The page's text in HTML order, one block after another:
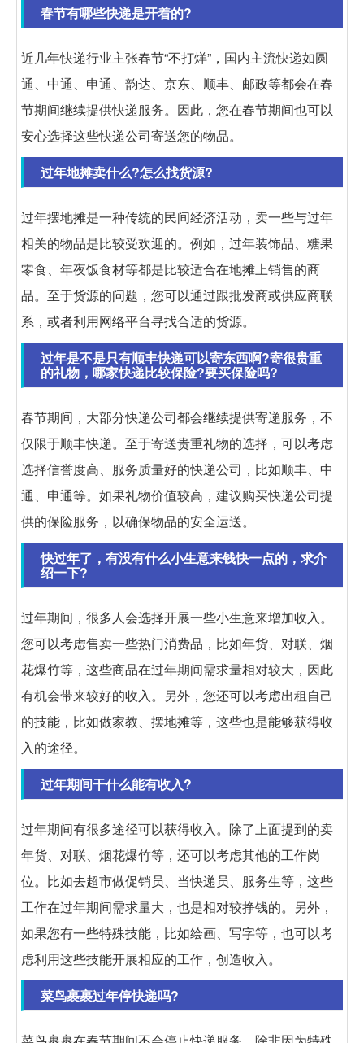
春节有哪些快递是开着的?
近几年快递行业主张春节“不打烊”，国内主流快递如圆
通、中通、申通、韵达、京东、顺丰、邮政等都会在春
节期间继续提供快递服务。因此，您在春节期间也可以
安心选择这些快递公司寄送您的物品。
过年地摊卖什么?怎么找货源?
过年摆地摊是一种传统的民间经济活动，卖一些与过年
相关的物品是比较受欢迎的。例如，过年装饰品、糖果
零食、年夜饭食材等都是比较适合在地摊上销售的商
品。至于货源的问题，您可以通过跟批发商或供应商联
系，或者利用网络平台寻找合适的货源。
过年是不是只有顺丰快递可以寄东西啊?寄很贵重
的礼物，哪家快递比较保险?要买保险吗?
春节期间，大部分快递公司都会继续提供寄递服务，不
仅限于顺丰快递。至于寄送贵重礼物的选择，可以考虑
选择信誉度高、服务质量好的快递公司，比如顺丰、中
通、申通等。如果礼物价值较高，建议购买快递公司提
供的保险服务，以确保物品的安全运送。
快过年了，有没有什么小生意来钱快一点的，求介
绍一下?
过年期间，很多人会选择开展一些小生意来增加收入。
您可以考虑售卖一些热门消费品，比如年货、对联、烟
花爆竹等，这些商品在过年期间需求量相对较大，因此
有机会带来较好的收入。另外，您还可以考虑出租自己
的技能，比如做家教、摆地摊等，这些也是能够获得收
入的途径。
过年期间干什么能有收入?
过年期间有很多途径可以获得收入。除了上面提到的卖
年货、对联、烟花爆竹等，还可以考虑其他的工作岗
位。比如去超市做促销员、当快递员、服务生等，这些
工作在过年期间需求量大，也是相对较挣钱的。另外，
如果您有一些特殊技能，比如绘画、写字等，也可以考
虑利用这些技能开展相应的工作，创造收入。
菜鸟裹裹过年停快递吗?